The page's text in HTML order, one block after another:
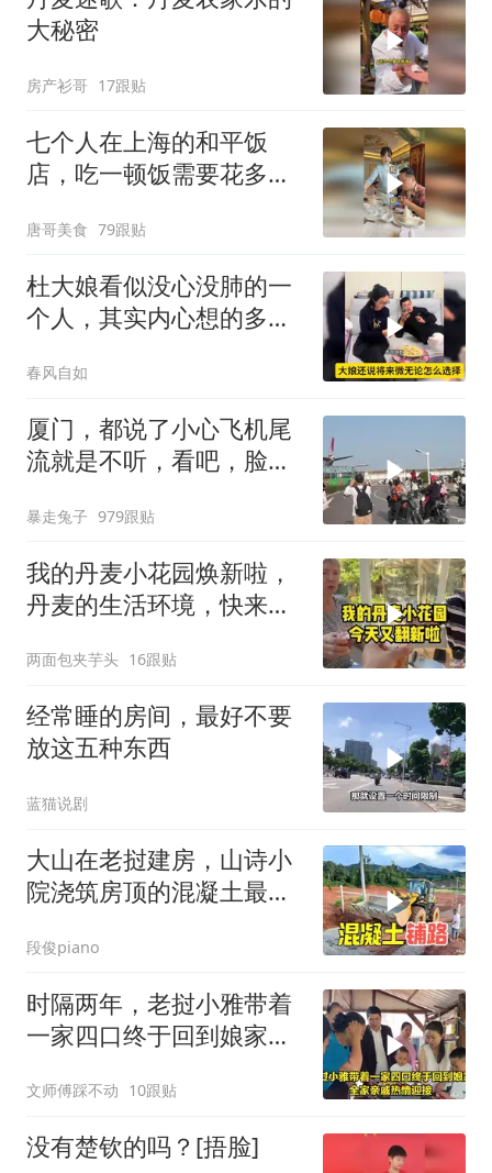
大秘密
房产衫哥 17跟贴
七个人在上海的和平饭
店，吃一顿饭需要花多少
唐哥美食 79跟贴
杜大娘看似没心没肺的一
个人，其实内心想的多，
春风自如
厦门，都说了小心飞机尾
流就是不听，看吧，脸都
暴走兔子 979跟贴
我的丹麦小花园焕新啦，
丹麦的生活环境，快来打
两面包夹芋头 16跟贴
经常睡的房间，最好不要
放这五种东西
蓝猫说剧
大山在老挝建房，山诗小
院浇筑房顶的混凝土最后
段俊piano
时隔两年，老挝小雅带着
一家四口终于回到娘家，
文师傅踩不动 10跟贴
没有楚钦的吗？[捂脸]